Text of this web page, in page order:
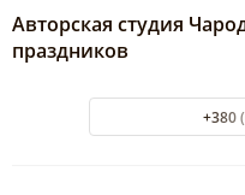
Авторская студия
праздников
+380